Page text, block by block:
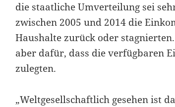
die staatliche Umverteilung sei
zwischen 2005 und 2014 die
Haushalte zurück oder
aber dafür, dass die verfügbaren
zulegten.
„Weltgesellschaftlich gesehen ist